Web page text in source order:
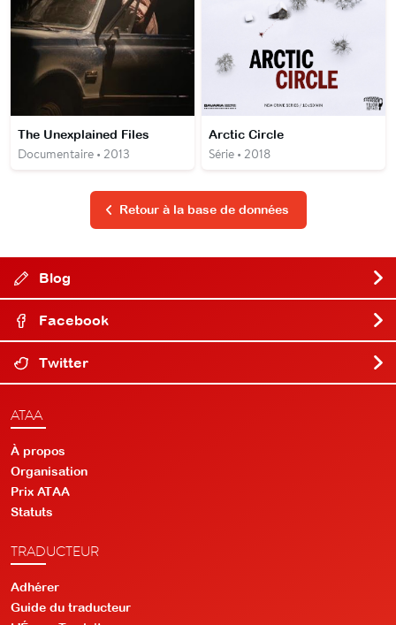
The Unexplained Files
Documentaire • 2013
Arctic Circle
Série • 2018
Retour à la base de données
Blog
Facebook
Twitter
ATAA
À propos
Organisation
Prix ATAA
Statuts
TRADUCTEUR
Adhérer
Guide du traducteur